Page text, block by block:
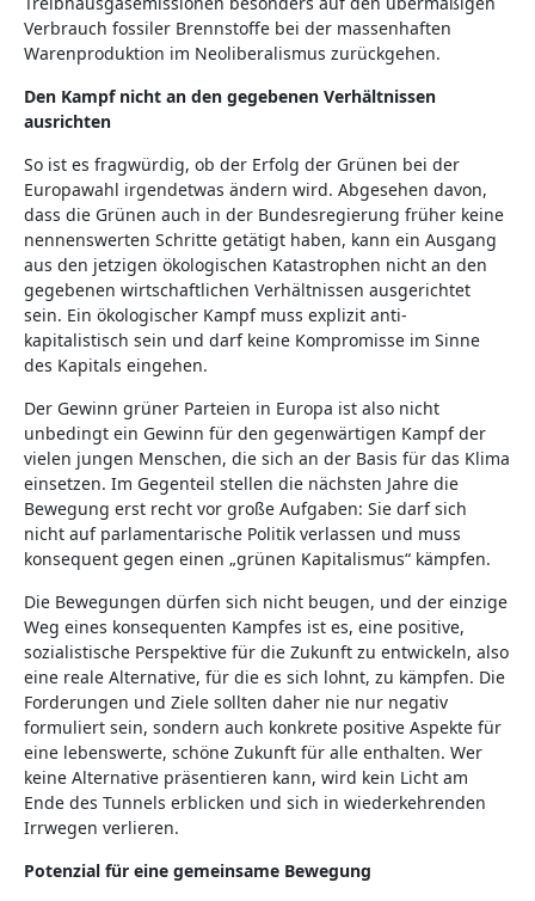
Verbrauch fossiler Brennstoffe bei der massenhaften
Warenproduktion im Neoliberalismus zurückgehen.
Den Kampf nicht an den gegebenen Verhältnissen
ausrichten
So ist es fragwürdig, ob der Erfolg der Grünen bei der
Europawahl irgendetwas ändern wird. Abgesehen davon,
dass die Grünen auch in der Bundesregierung früher keine
nennenswerten Schritte getätigt haben, kann ein Ausgang
aus den jetzigen ökologischen Katastrophen nicht an den
gegebenen wirtschaftlichen Verhältnissen ausgerichtet
sein. Ein ökologischer Kampf muss explizit anti-
kapitalistisch sein und darf keine Kompromisse im Sinne
des Kapitals eingehen.
Der Gewinn grüner Parteien in Europa ist also nicht
unbedingt ein Gewinn für den gegenwärtigen Kampf der
vielen jungen Menschen, die sich an der Basis für das Klima
einsetzen. Im Gegenteil stellen die nächsten Jahre die
Bewegung erst recht vor große Aufgaben: Sie darf sich
nicht auf parlamentarische Politik verlassen und muss
konsequent gegen einen „grünen Kapitalismus“ kämpfen.
Die Bewegungen dürfen sich nicht beugen, und der einzige
Weg eines konsequenten Kampfes ist es, eine positive,
sozialistische Perspektive für die Zukunft zu entwickeln, also
eine reale Alternative, für die es sich lohnt, zu kämpfen. Die
Forderungen und Ziele sollten daher nie nur negativ
formuliert sein, sondern auch konkrete positive Aspekte für
eine lebenswerte, schöne Zukunft für alle enthalten. Wer
keine Alternative präsentieren kann, wird kein Licht am
Ende des Tunnels erblicken und sich in wiederkehrenden
Irrwegen verlieren.
Potenzial für eine gemeinsame Bewegung